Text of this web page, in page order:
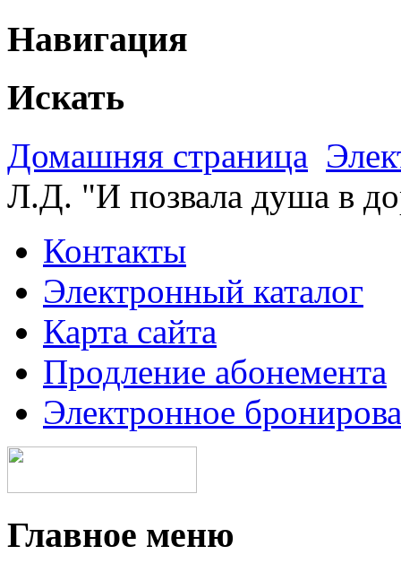
Навигация
Искать
Домашняя страница
Л.Д. "И позвала душа в
Контакты
Электронный каталог
Карта сайта
Продление абонемента
Электронное
Главное меню